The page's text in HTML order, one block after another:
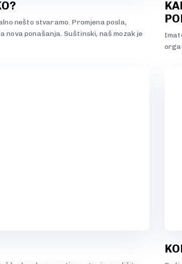
nešto stvaramo. Promjena posla,
ponašanja. Suštinski, naš mozak je